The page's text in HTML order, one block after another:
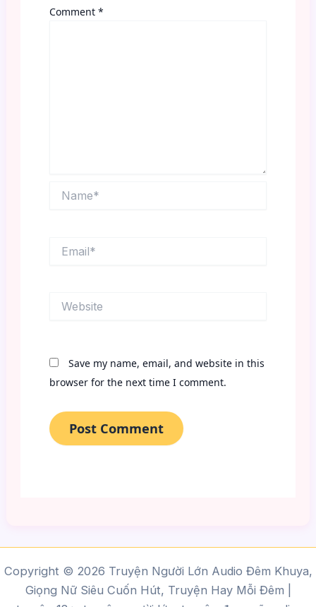
Comment *
Save my name, email, and website in this
browser for the next time I comment.
Copyright © 2026 Truyện Người Lớn Audio Đêm Khuya,
Giọng Nữ Siêu Cuốn Hút, Truyện Hay Mỗi Đêm |